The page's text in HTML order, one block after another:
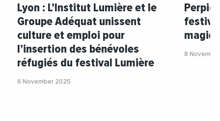
Lyon : L’Institut Lumière et le
Groupe Adéquat unissent
culture et emploi pour
l’insertion des bénévoles
réfugiés du festival Lumière
6 November 2025
magie
8